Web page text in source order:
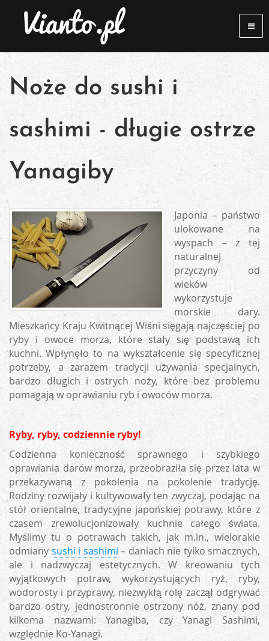
Noże do sushi i
sashimi - długie ostrze
Yanagiby
Japonia – państwo
ulokowane na
wyspach – z tej
naturalnej
przyczyny od
wieków
wykorzystuje
morskie dary.
Mieszkańcy Kraju Kwitnącej Wiśni sięgają najczęściej po
ryby i owoce morza, które stały się podstawą ich
kuchni. Wpłynęło to na wykształcenie się specyficznej
potrzeby, a zarazem tradycji używania specjalnych,
bardzo długich i ostrych noży, które bez problemu
pomagają w oprawianiu ryb i owoców morza.
Ryby, ryby, codziennie ryby!
Codzienna konieczność sprawnego i szybkiego
oprawiania darów morza, przeobraziła się przez lata w
przekazywaną z pokolenia na pokolenie tradycję.
Rodziny rozwijały i kultywowały ten zwyczaj, podając na
stół orientalne, tradycyjne japońskiej potrawy, które z
czasem zrewolucjonizowały kuchnie całego świata.
Myślimy tu o potrawach takich, jak m.in., wielorakie
odmiany sushi i sashimi – daniach nie tylko smacznych,
ale i nadzwyczaj estetycznych. W kreowaniu tych
wyjątkowych potraw, wykorzystujących ryż, ryby,
wodorosty i przyprawy, niezwykłą rolę zaczął odgrywać
bardzo ostry, jednostronnie ostrzony nóż, znany pod
kilkoma nazwami: Yanagiba, czy Yanagi Sashimi,
względnie Ko-Yanagi.